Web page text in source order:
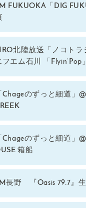
FUKUOKA「DIG
北陸放送「ノコトラ
フエム石川 「Flyin‘Pop
Chageのずっと細道」
Chageのずっと細道」
箱船
長野 『Oasis 79.7』